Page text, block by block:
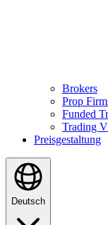
Brokers
Prop
Funded
Trading
Preisgestaltung
Deutsch